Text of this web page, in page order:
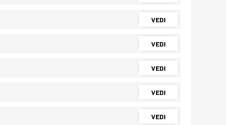
VEDI
VEDI
VEDI
VEDI
VEDI